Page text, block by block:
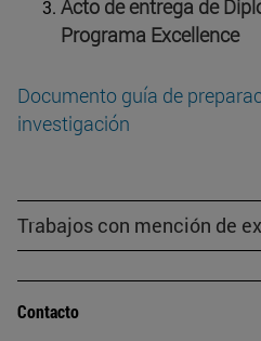
Acto de entrega de
Programa Excellence
Documento guía de
investigación
Trabajos con mención de
Contacto